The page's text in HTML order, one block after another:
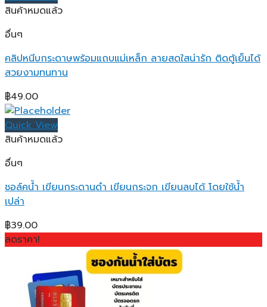
สินค้าหมดแล้ว
อื่นๆ
คลิปหนีบกระดาษพร้อมแถบแม่เหล็ก ลายสดใสน่ารัก ติดตู้เย็นได้
สวยงามทนทาน
฿49.00
Quick View
สินค้าหมดแล้ว
อื่นๆ
ชอล์คน้ำ เขียนกระดานดำ เขียนกระจก เขียนลบได้ โดยใช้น้ำ
เปล่า
฿39.00
ลดราคา!